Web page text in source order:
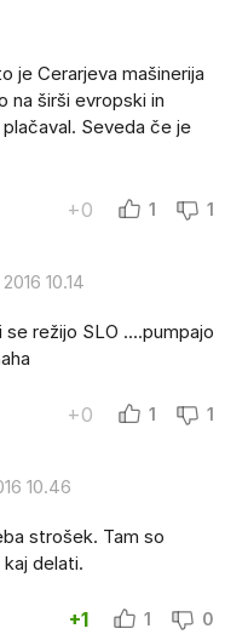
je Cerarjeva mašinerija
na širši evropski in
Seveda če je
+0 1 1
10.14
režijo SLO ....pumpajo
+0 1 1
10.46
strošek. Tam so
delati.
+1 1 0